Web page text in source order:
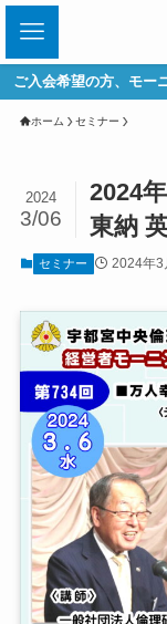
ご入会希望の方、モー
ホーム セミナー
2024
東納
2024
3/06
セミナー 2024年3